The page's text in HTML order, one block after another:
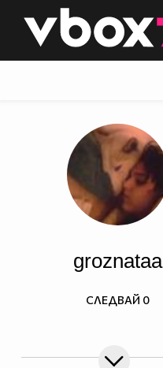
👾
groznataa
СЛЕДВАЙ 0